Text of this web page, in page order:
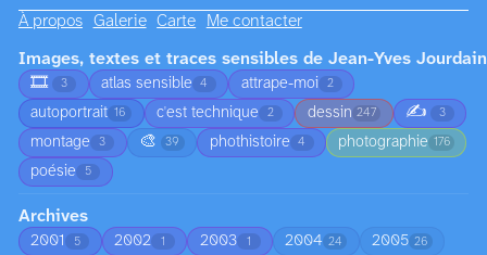
À propos Galerie Carte Me contacter
Images, textes et traces sensibles de Jean-Yves Jourdain
🎞️
3 atlas sensible 4 attrape-moi 2
autoportrait 16 c'est technique 2 dessin 247 ✍️ 3
montage 3 🎨 39 phothistoire 4 photographie 176
poésie 5
Archives
2001 5 2002 1 2003 1 2004 24 2005 26